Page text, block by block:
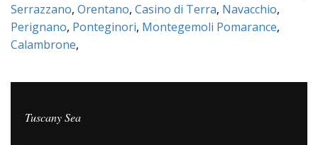
Serrazzano, Orentano, Casino di Terra, Navacchio,
Perignano, Ponteginori, Montegemoli Pomarance,
Calambrone,
Tuscany Sea